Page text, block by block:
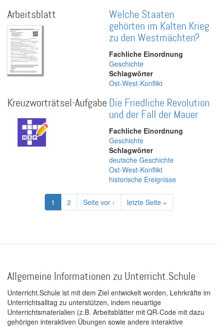
Arbeitsblatt
Welche Staaten
gehörten im Kalten Krieg
zu den Westmächten?
Fachliche Einordnung
Geschichte
Schlagwörter
Ost-West-Konflikt
Kreuzworträtsel-Aufgabe Die Friedliche Revolution
und der Fall der Mauer
Fachliche Einordnung
Geschichte
Schlagwörter
deutsche Geschichte
Ost-West-Konflikt
historische Ereignisse
Seitennummerierung
Aktuelle
Seite
1 Page
2
Nächste
Seite
Seite vor ›
Letzte
Seite
letzte Seite »
Allgemeine Informationen zu Unterricht.Schule
Unterricht.Schule ist mit dem Ziel entwickelt worden, Lehrkräfte im
Unterrichtsalltag zu unterstützen, indem neuartige
Unterrichtsmaterialien (z.B. Arbeitsblätter mit QR-Code mit dazu
gehörigen interaktiven Übungen sowie andere interaktive